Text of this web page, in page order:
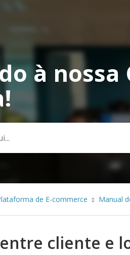
à nossa
de E-commerce Manual
cliente e